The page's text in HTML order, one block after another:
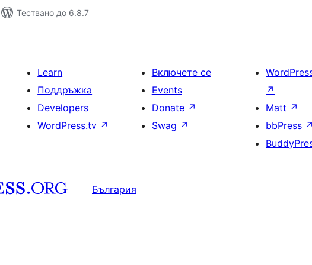
Тествано до 6.8.7
Learn
Поддръжка
Developers
WordPress.tv ↗
Включете се
Events
Donate ↗
Swag ↗
↗
Matt ↗
bbPress ↗
България